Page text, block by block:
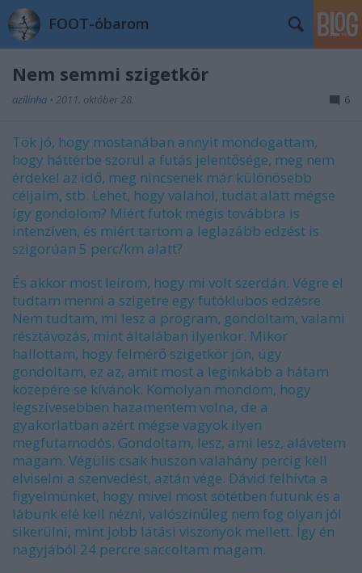
FOOT-óbarom
Nem semmi szigetkör
azilinha • 2011. október 28. 6
Tök jó, hogy mostanában annyit mondogattam,
hogy háttérbe szorul a futás jelentősége, meg nem
érdekel az idő, meg nincsenek már különösebb
céljaim, stb. Lehet, hogy valahol, tudat alatt mégse
így gondolom? Miért futok mégis továbbra is
intenzíven, és miért tartom a leglazább edzést is
szigorúan 5 perc/km alatt?
És akkor most leírom, hogy mi volt szerdán. Végre el
tudtam menni a szigetre egy futóklubos edzésre.
Nem tudtam, mi lesz a program, gondoltam, valami
résztávozás, mint általában ilyenkor. Mikor
hallottam, hogy felmérő szigetkör jön, úgy
gondoltam, ez az, amit most a leginkább a hátam
közepére se kívánok. Komolyan mondom, hogy
legszívesebben hazamentem volna, de a
gyakorlatban azért mégse vagyok ilyen
megfutamodós. Gondoltam, lesz, ami lesz, alávetem
magam. Végülis csak huszon valahány percig kell
elviselni a szenvedést, aztán vége. Dávid felhívta a
figyelmünket, hogy mivel most sötétben futunk és a
lábunk elé kell nézni, valószínűleg nem fog olyan jól
sikerülni, mint jobb látási viszonyok mellett. Így én
nagyjából 24 percre saccoltam magam.